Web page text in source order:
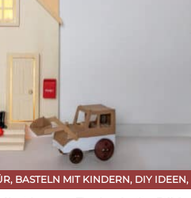
, BASTELN MIT KINDERN, DIY IDEEN,